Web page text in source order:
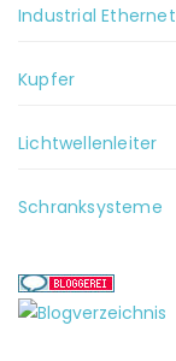
Industrial Ethernet
Kupfer
Lichtwellenleiter
Schranksysteme